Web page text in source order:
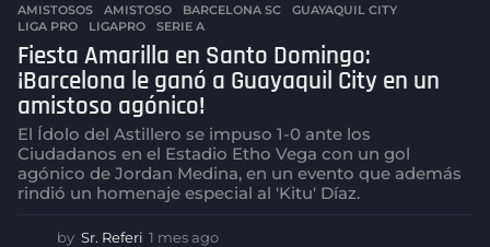
AMISTOSOS AMISTOSO ,BARCELONA SC ,GUAYAQUIL CITY
LIGA PRO
,LIGAPRO ,SERIE A
Fiesta Amarilla en Santo Domingo:
¡Barcelona le ganó a Guayaquil City en un
amistoso agónico!
El Ídolo del Astillero se impuso 1-0 ante los
Ciudadanos en el Estadio Etho Vega con un gol
agónico de Jordan Medina, en un evento que además
rindió un homenaje especial al 'Kitu' Díaz.
by Sr. Referi 1 mes ago